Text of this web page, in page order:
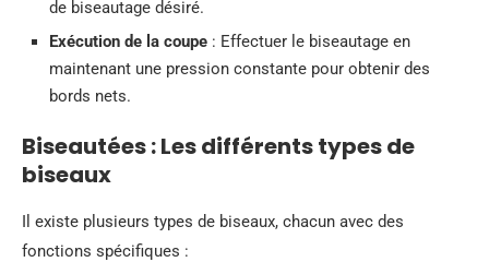
de biseautage désiré.
Exécution de la coupe : Effectuer le biseautage en
maintenant une pression constante pour obtenir des
bords nets.
Biseautées : Les différents types de
biseaux
Il existe plusieurs types de biseaux, chacun avec des
fonctions spécifiques :